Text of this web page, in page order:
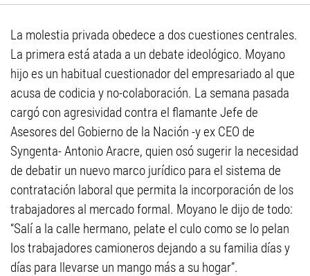
La molestia privada obedece a dos cuestiones centrales.
La primera está atada a un debate ideológico. Moyano
hijo es un habitual cuestionador del empresariado al que
acusa de codicia y no-colaboración. La semana pasada
cargó con agresividad contra el flamante Jefe de
Asesores del Gobierno de la Nación -y ex CEO de
Syngenta- Antonio Aracre, quien osó sugerir la necesidad
de debatir un nuevo marco jurídico para el sistema de
contratación laboral que permita la incorporación de los
trabajadores al mercado formal. Moyano le dijo de todo:
“Salí a la calle hermano, pelate el culo como se lo pelan
los trabajadores camioneros dejando a su familia días y
días para llevarse un mango más a su hogar”.